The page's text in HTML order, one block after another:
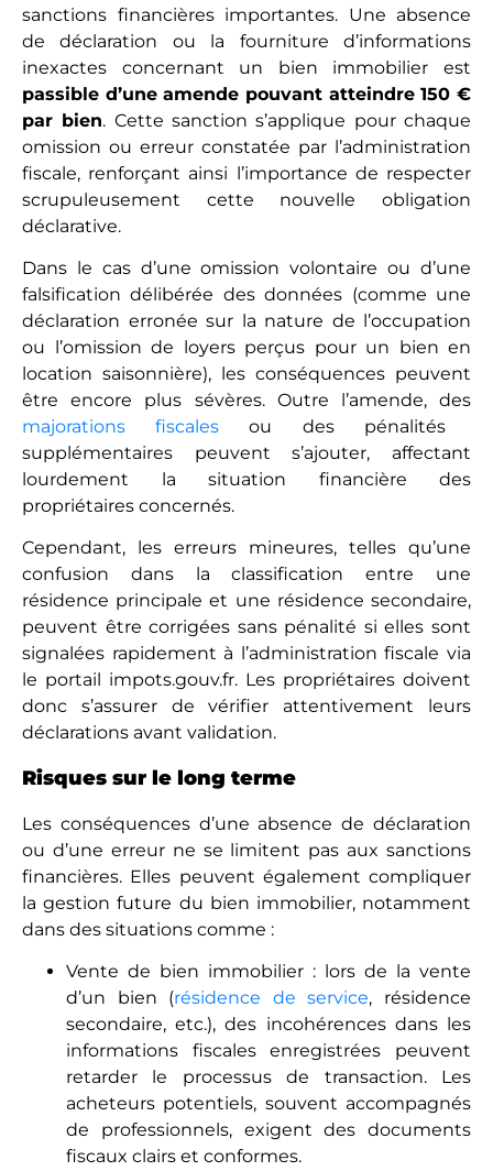
sanctions financières importantes. Une absence
de déclaration ou la fourniture d’informations
inexactes concernant un bien immobilier est
passible d’une amende pouvant atteindre 150 €
par bien. Cette sanction s’applique pour chaque
omission ou erreur constatée par l’administration
fiscale, renforçant ainsi l’importance de respecter
scrupuleusement cette nouvelle obligation
déclarative.
Dans le cas d’une omission volontaire ou d’une
falsification délibérée des données (comme une
déclaration erronée sur la nature de l’occupation
ou l’omission de loyers perçus pour un bien en
location saisonnière), les conséquences peuvent
être encore plus sévères. Outre l’amende, des
majorations fiscales ou des pénalités
supplémentaires peuvent s’ajouter, affectant
lourdement la situation financière des
propriétaires concernés.
Cependant, les erreurs mineures, telles qu’une
confusion dans la classification entre une
résidence principale et une résidence secondaire,
peuvent être corrigées sans pénalité si elles sont
signalées rapidement à l’administration fiscale via
le portail impots.gouv.fr. Les propriétaires doivent
donc s’assurer de vérifier attentivement leurs
déclarations avant validation.
Risques sur le long terme
Les conséquences d’une absence de déclaration
ou d’une erreur ne se limitent pas aux sanctions
financières. Elles peuvent également compliquer
la gestion future du bien immobilier, notamment
dans des situations comme :
Vente de bien immobilier : lors de la vente
d’un bien (résidence de service, résidence
secondaire, etc.), des incohérences dans les
informations fiscales enregistrées peuvent
retarder le processus de transaction. Les
acheteurs potentiels, souvent accompagnés
de professionnels, exigent des documents
fiscaux clairs et conformes.